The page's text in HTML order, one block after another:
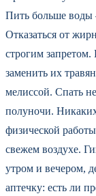
Пить больше воды
Отказаться от
строгим
заменить их
мелиссой. Спать
полуночи.
физической
свежем воздухе.
утром и вечером,
аптечку: есть ли